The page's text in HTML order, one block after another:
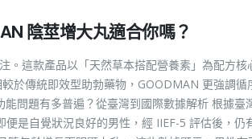
陰莖增大丸適合你嗎？
這款產品以「天然草本搭配營養素」為配方核
於傳統即效型助勃藥物，GOODMAN 更強調循
問題有多普遍？從臺灣到國際數據解析 根據臺
是自覺狀況良好的男性，經 IIEF-5 評估後，仍